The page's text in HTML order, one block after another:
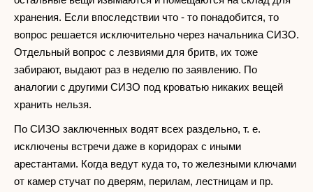
хранения. Если впоследствии что - то понадобится, то
вопрос решается исключительно через начальника СИЗО.
Отдельный вопрос с лезвиями для бритв, их тоже
забирают, выдают раз в неделю по заявлению. По
аналогии с другими СИЗО под кроватью никаких вещей
хранить нельзя.
По СИЗО заключенных водят всех раздельно, т. е.
исключены встречи даже в коридорах с иными
арестантами. Когда ведут куда то, то железными ключами
от камер стучат по дверям, перилам, лестницам и пр.